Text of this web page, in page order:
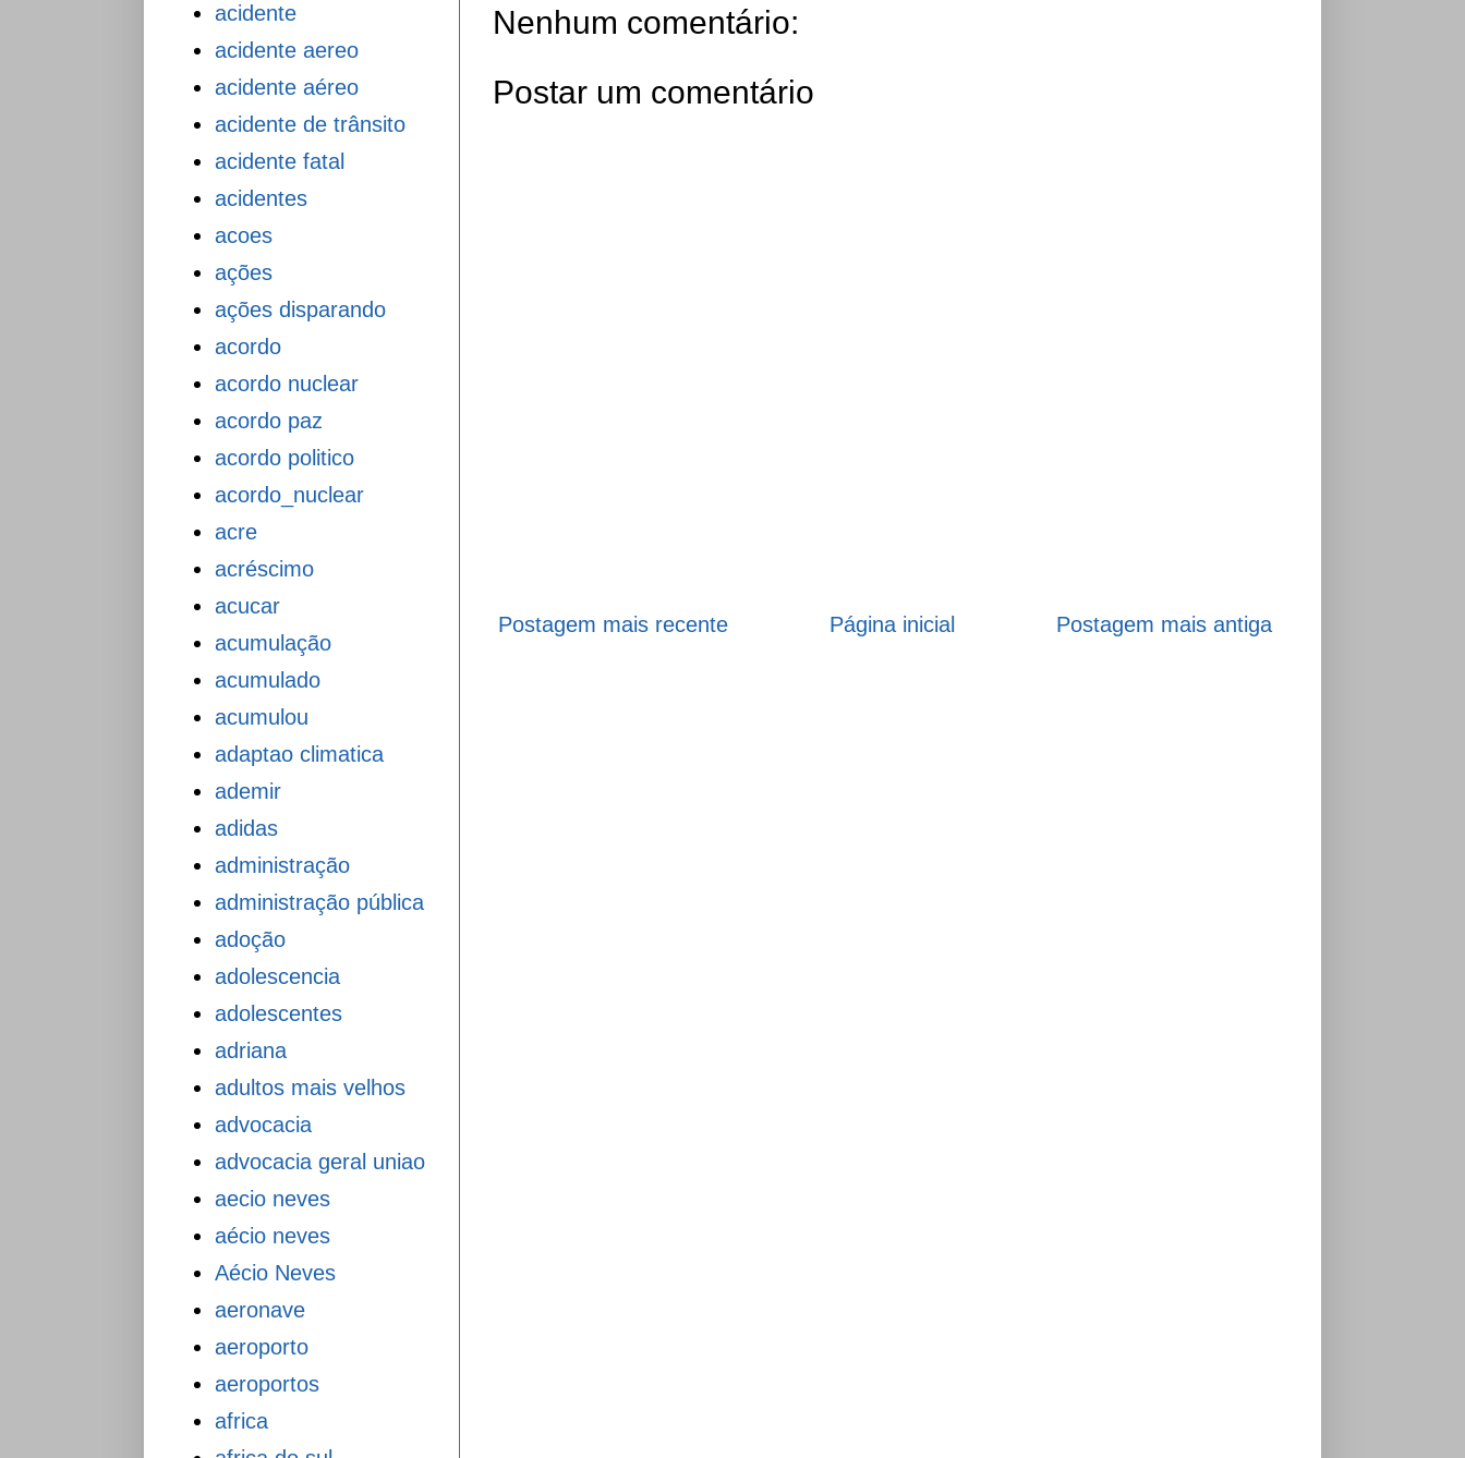
Nenhum comentário:
Postar um comentário
Postagem mais recente Postagem mais antiga
Página inicial
acidente
acidente aereo
acidente aéreo
acidente de trânsito
acidente fatal
acidentes
acoes
ações
ações disparando
acordo
acordo nuclear
acordo paz
acordo politico
acordo_nuclear
acre
acréscimo
acucar
acumulação
acumulado
acumulou
adaptao climatica
ademir
adidas
administração
administração pública
adoção
adolescencia
adolescentes
adriana
adultos mais velhos
advocacia
advocacia geral uniao
aecio neves
aécio neves
Aécio Neves
aeronave
aeroporto
aeroportos
africa